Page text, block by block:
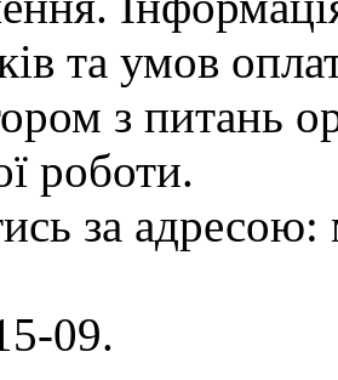
та умов
з питань
роботи.
за
09.